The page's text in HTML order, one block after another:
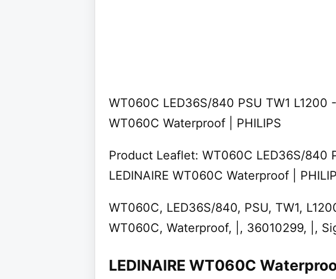
WT060C LED36S/840 PSU TW1 L1200 -
WT060C Waterproof | PHILIPS
Product Leaflet: WT060C LED36S/840
LEDINAIRE WT060C Waterproof |
WT060C, LED36S/840, PSU, TW1,
WT060C, Waterproof, |, 36010299, |,
LEDINAIRE WT060C